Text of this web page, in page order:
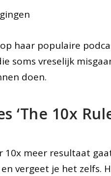
haar populaire
soms vreselijk
doen.
‘The 10x
10x meer resultaat
vergeet je het zelfs.